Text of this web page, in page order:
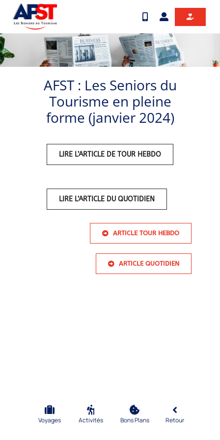
Passer
contenu
AFST : Les Seniors du
Tourisme en pleine
forme (janvier 2024)
LIRE L’ARTICLE DE TOUR HEBDO
LIRE L’ARTICLE DU QUOTIDIEN
ARTICLE TOUR HEBDO
ARTICLE QUOTIDIEN
Voyages Activités Bons Plans Retour